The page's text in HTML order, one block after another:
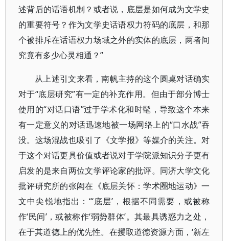
述背后的话语机制？或者说，底层是如何成为文学史
的重要符号？作为文学史话语权力符码的底层，和那
个被排斥在话语权力场域之外的实体的底层，两者间
究竟有多少心灵相通？”
从上述引文来看，南帆主持的这个圆桌对话确实
对于“底层研究”有一定的补充作用。但由于部分博士
使用的“对话口语”过于学术化和时髦，导致这个本来
有一定意义的对话迅速地被一场网络上的“口水战”吞
没。这场混战也吸引了《文学报》等媒介的关注。对
于这个对话更具价值或者说对于学院派知识分子更有
启发的是来自两位文学评论家的批评。同济大学文化
批评研究所的张闳在《底层关怀：学术圈地运动》一
文中尖锐地指出：“‘底层’，根据不同需要，或被称
作‘民间’，或被称作‘弱势群体’。其最具诱惑力之处，
在于其道德上的优先性。在攫取道德资源方面，‘新左